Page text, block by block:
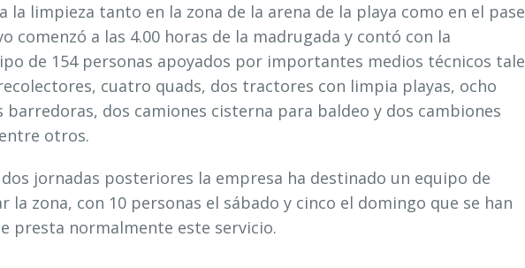
la limpieza tanto en la zona de la arena de la playa como en el
comenzó a las 4.00 horas de la madrugada y contó con la
de 154 personas apoyados por importantes medios técnicos
cuatro quads, dos tractores con limpia playas, ocho
barredoras, dos camiones cisterna para baldeo y dos cambiones
otros.
jornadas posteriores la empresa ha destinado un equipo de
la zona, con 10 personas el sábado y cinco el domingo que se han
presta normalmente este servicio.